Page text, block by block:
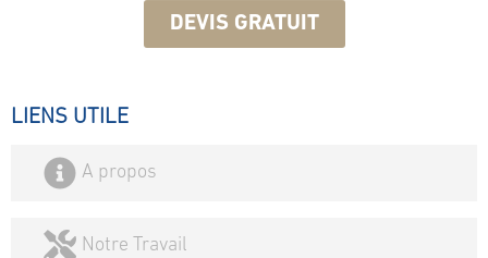
DEVIS GRATUIT
LIENS UTILE
A propos
Notre Travail